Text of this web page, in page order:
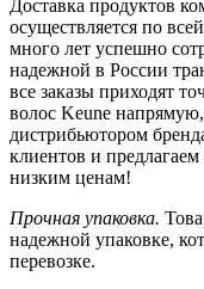
Доставка продуктов
осуществляется по
много лет успешно
надежной в России
все заказы приходят
волос Keune
дистрибьютором
клиентов и
низким ценам!
Прочная упаковка.
надежной упаковке,
перевозке.